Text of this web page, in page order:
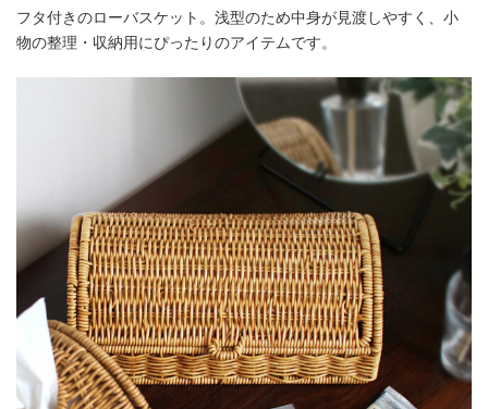
フタ付きのローバスケット。浅型のため中身が見渡しやすく、小
物の整理・収納用にぴったりのアイテムです。